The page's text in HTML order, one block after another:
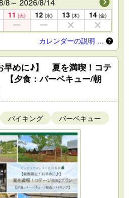
11 (火) 12 (水) 13 (木) 14 (金)
カレンダーの説明 …
早めに♪】 夏を満喫！コテ
夕食：バーベキュー/朝
バイキング バーベキュー